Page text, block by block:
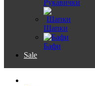
Рукавички
Шапки
Бафи
Sale